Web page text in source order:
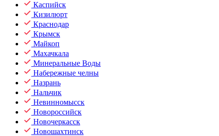
Каспийск
Кизилюрт
Краснодар
Крымск
Майкоп
Махачкала
Минеральные Воды
Набережные челны
Назрань
Нальчик
Невинномысск
Новороссийск
Новочеркасск
Новошахтинск